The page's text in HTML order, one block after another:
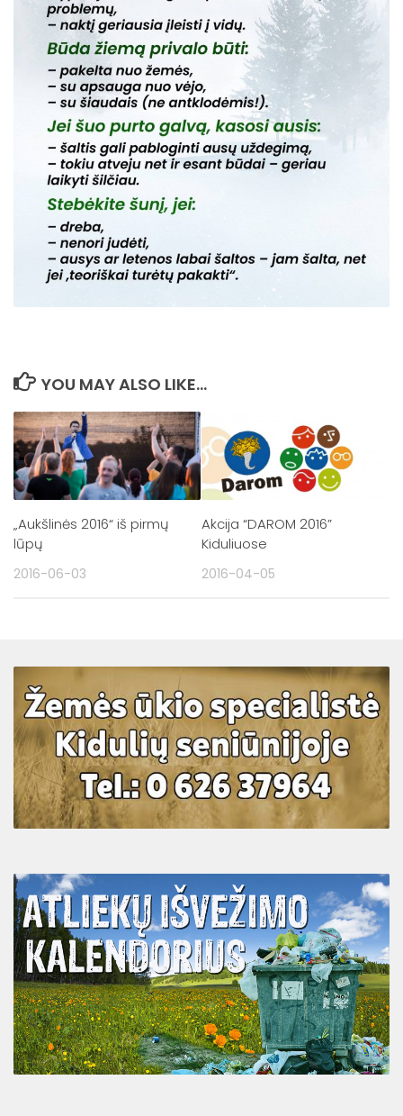
YOU MAY ALSO LIKE...
„Aukšlinės 2016“ iš pirmų
lūpų
2016-06-03
Akcija “DAROM 2016”
Kiduliuose
2016-04-05